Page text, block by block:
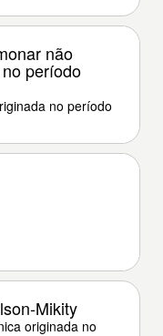
não
período
no período
Mikity
originada no